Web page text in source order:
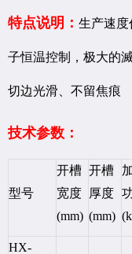
特点说明： 生产速度
子恒温控制，极大的
切边光滑、不留焦痕
技术参数：
型号
开槽
宽度
(mm)
开槽
厚度
(mm)
HX-